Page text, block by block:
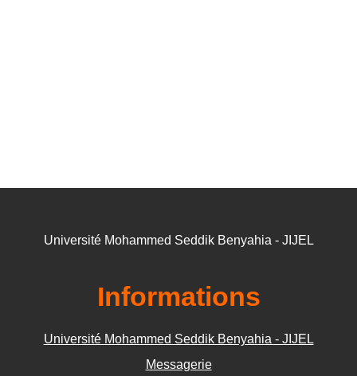
Université Mohammed Seddik Benyahia - JIJEL
Informations
Université Mohammed Seddik Benyahia - JIJEL
Messagerie